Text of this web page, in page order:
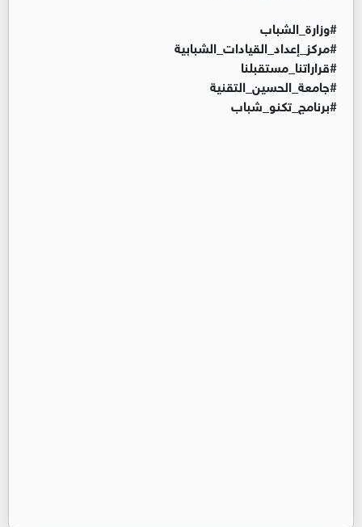
#وزارة_الشباب
#مركز_إعداد_القيادات_الشبابية
#قراراتنا_مستقبلنا
#جامعة_الحسين_التقنية
#برنامج_تكنو_شباب